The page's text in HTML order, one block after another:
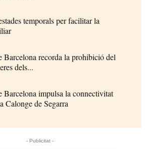
temporals per facilitar la
Barcelona recorda la prohibició del
dels...
Barcelona impulsa la connectivitat
Calonge de Segarra
- Publicitat -